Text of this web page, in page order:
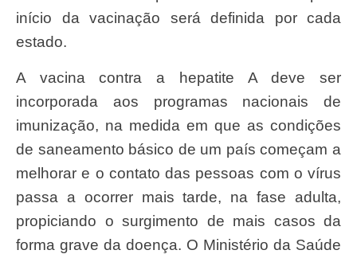
início da vacinação será definida por cada
estado.
A vacina contra a hepatite A deve ser
incorporada aos programas nacionais de
imunização, na medida em que as condições
de saneamento básico de um país começam a
melhorar e o contato das pessoas com o vírus
passa a ocorrer mais tarde, na fase adulta,
propiciando o surgimento de mais casos da
forma grave da doença. O Ministério da Saúde